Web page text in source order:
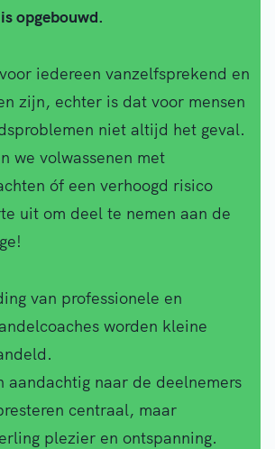
opgebouwd.
iedereen vanzelfsprekend en
zijn, echter is dat voor mensen
niet altijd het geval.
we volwassenen met
óf een verhoogd risico
uit om deel te nemen aan de
van professionele en
worden kleine
aandachtig naar de deelnemers
centraal, maar
plezier en ontspanning.